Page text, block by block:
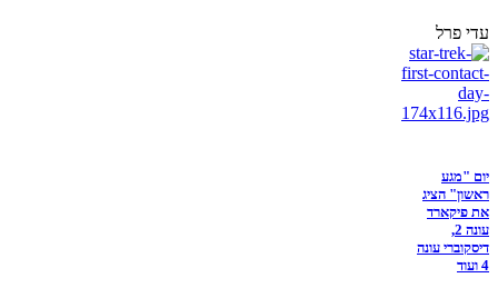
עדי פרל
יום "מגע
ראשון" הציג
את פיקארד
עונה 2,
דיסקוברי עונה
4 ועוד